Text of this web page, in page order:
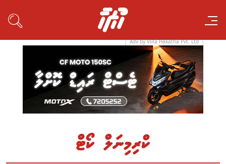
Adv by Villa Hakatha Pvt. Ltd
ކްރިމިނަލް ކޯޓް